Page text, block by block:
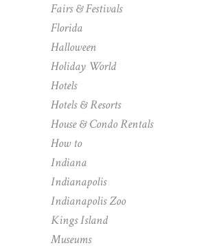
Fairs & Festivals
Florida
Halloween
Holiday World
Hotels
Hotels & Resorts
House & Condo Rentals
How to
Indiana
Indianapolis
Indianapolis Zoo
Kings Island
Museums